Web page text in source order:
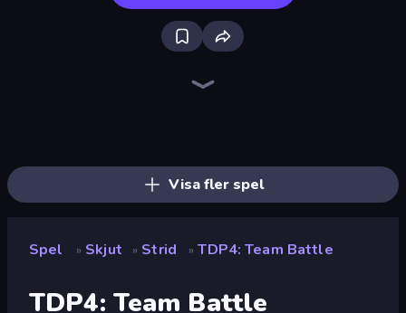
Visa fler spel
Spel » Skjut » Strid » TDP4: Team Battle
TDP4: Team Battle